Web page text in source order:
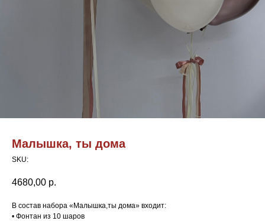
Малышка, ты дома
SKU:
4680,00 р.
В состав набора «Малышка,ты дома» входит:
• Фонтан из 10 шаров